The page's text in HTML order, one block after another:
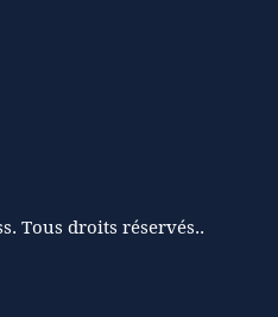
Tous droits réservés..